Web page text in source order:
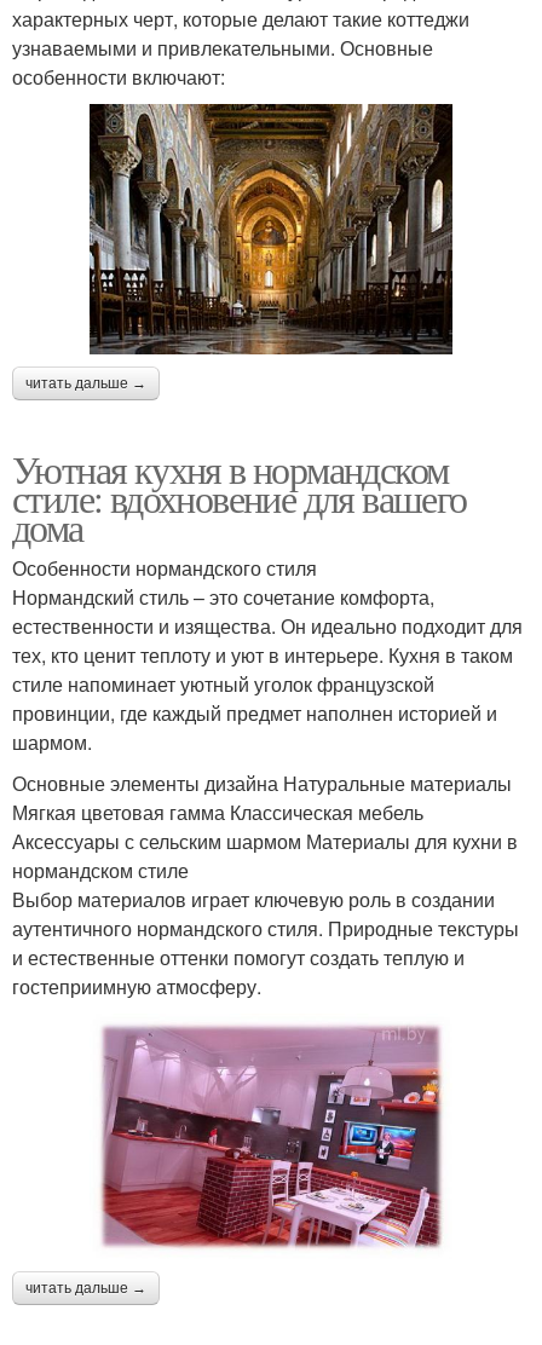
характерных черт, которые делают такие коттеджи
узнаваемыми и привлекательными. Основные
особенности включают:
читать дальше →
Уютная кухня в нормандском
стиле: вдохновение для вашего
дома
Особенности нормандского стиля
Нормандский стиль – это сочетание комфорта,
естественности и изящества. Он идеально подходит для
тех, кто ценит теплоту и уют в интерьере. Кухня в таком
стиле напоминает уютный уголок французской
провинции, где каждый предмет наполнен историей и
шармом.
Основные элементы дизайна Натуральные материалы
Мягкая цветовая гамма Классическая мебель
Аксессуары с сельским шармом Материалы для кухни в
нормандском стиле
Выбор материалов играет ключевую роль в создании
аутентичного нормандского стиля. Природные текстуры
и естественные оттенки помогут создать теплую и
гостеприимную атмосферу.
читать дальше →